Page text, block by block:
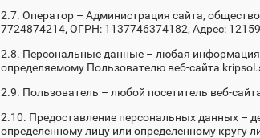
2.7. Оператор – Администрация сайта,
7724874214, ОГРН: 1137746374182, Адрес:
2.8. Персональные данные – любая
определяемому Пользователю веб-сайта
2.9. Пользователь – любой посетитель веб-
2.10. Предоставление персональных данных –
определенному лицу или определенному кругу